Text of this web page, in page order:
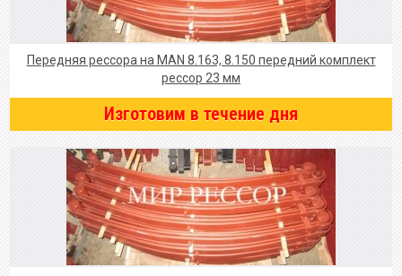
Передняя рессора на MAN 8.163, 8.150 передний комплект
рессор 23 мм
Изготовим в течение дня